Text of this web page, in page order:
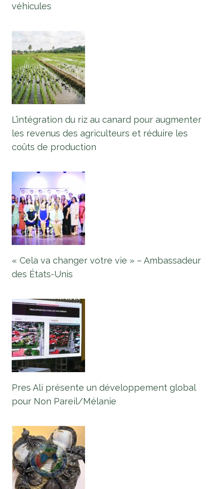
véhicules
L’intégration du riz au canard pour augmenter
les revenus des agriculteurs et réduire les
coûts de production
« Cela va changer votre vie » – Ambassadeur
des États-Unis
Pres Ali présente un développement global
pour Non Pareil/Mélanie